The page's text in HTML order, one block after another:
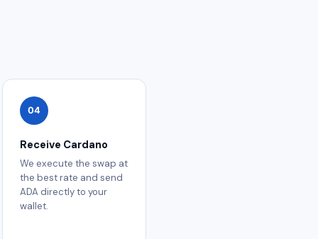
04
Receive Cardano
We execute the swap at
the best rate and send
ADA directly to your
wallet.